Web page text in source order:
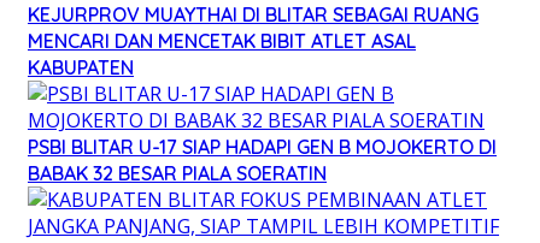
KEJURPROV MUAYTHAI DI BLITAR SEBAGAI RUANG
MENCARI DAN MENCETAK BIBIT ATLET ASAL
KABUPATEN
PSBI BLITAR U-17 SIAP HADAPI GEN B MOJOKERTO DI
BABAK 32 BESAR PIALA SOERATIN